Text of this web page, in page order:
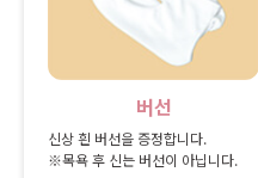
버선
신상 흰 버선을 증정합니다.
※목욕 후 신는 버선이 아닙니다.